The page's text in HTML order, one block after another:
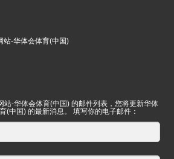
站-华体会体育(中国)
站-华体会体育(中国) 的邮件列表，您将更新华体
(中国) 的最新消息。 填写你的电子邮件：